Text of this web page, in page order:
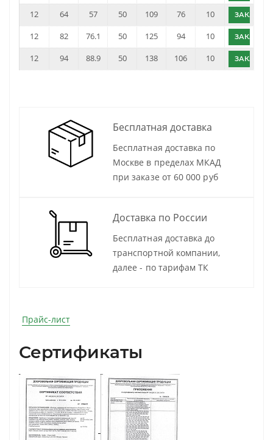
12 64 57 50 109 76 10 ЗАКАЗАТЬ
12 82 76.1 50 125 94 10 ЗАКАЗАТЬ
12 94 88.9 50 138 106 10 ЗАКАЗАТЬ
Бесплатная доставка
Бесплатная доставка по
Москве в пределах МКАД
при заказе от 60 000 руб
Доставка по России
Бесплатная доставка до
транспортной компании,
далее - по тарифам ТК
Прайс-лист
Сертификаты